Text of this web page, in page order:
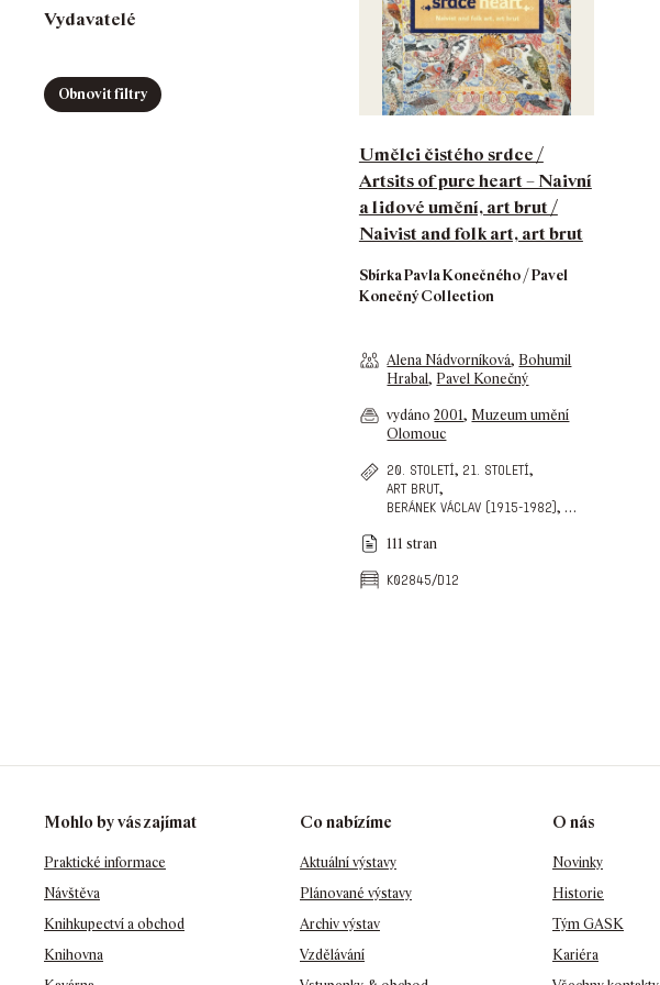
Vydavatelé
Obnovit filtry
Umělci čistého srdce /
Artsits of pure heart – Naivní
a lidové umění, art brut /
Naivist and folk art, art brut
Sbírka Pavla Konečného / Pavel
Konečný Collection
Alena Nádvorníková, Bohumil
Hrabal, Pavel Konečný
vydáno2001, Muzeum umění
Olomouc
20. století, 21. století,
art brut,
beránek václav (1915-1982), …
111 stran
k02845/d12
Mohlo by vás zajímat
Praktické informace
Návštěva
Knihkupectví a obchod
Knihovna
Co nabízíme
Aktuální výstavy
Plánované výstavy
Archiv výstav
Vzdělávání
O nás
Novinky
Historie
Tým GASK
Kariéra